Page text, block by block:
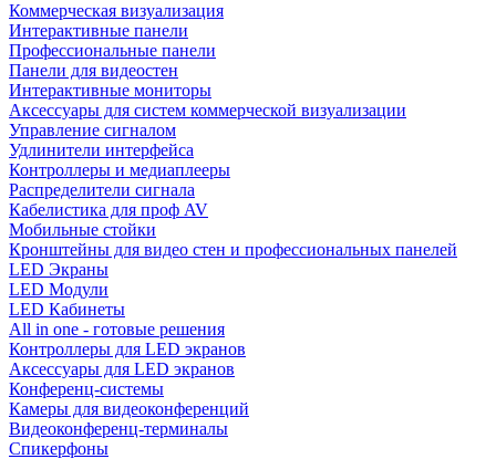
Коммерческая визуализация
Интерактивные панели
Профессиональные панели
Панели для видеостен
Интерактивные мониторы
Аксессуары для систем коммерческой визуализации
Управление сигналом
Удлинители интерфейса
Контроллеры и медиаплееры
Распределители сигнала
Кабелистика для проф AV
Мобильные стойки
Кронштейны для видео стен и профессиональных панелей
LED Экраны
LED Модули
LED Кабинеты
All in one - готовые решения
Контроллеры для LED экранов
Аксессуары для LED экранов
Конференц-системы
Камеры для видеоконференций
Видеоконференц-терминалы
Спикерфоны